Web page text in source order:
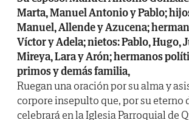
Marta, Manuel Antonio y Pablo;
Manuel, Allende y Azucena;
Víctor y Adela; nietos: Pablo, Hugo,
Mireya, Lara y Arón; hermanos
primos y demás familia,
Ruegan una oración por su alma y
corpore insepulto que, por su eterno
celebrará en la Iglesia Parroquial de